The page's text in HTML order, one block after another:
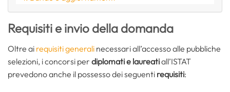
Requisiti e invio della domanda
Oltre ai requisiti generali necessari all’accesso alle pubbliche
selezioni, i concorsi per diplomati e laureatiall’ISTAT
prevedono anche il possesso dei seguenti requisiti: